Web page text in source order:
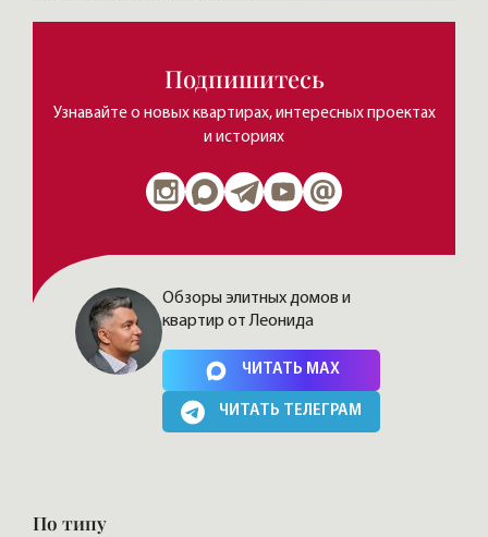
Подпишитесь
Узнавайте о новых квартирах, интересных проектах
и историях
Нажимая на кнопку, Вы соглашаетесь cполитикой сайта
Обзоры элитных домов и
квартир от Леонида
ЧИТАТЬ MAX
ЧИТАТЬ ТЕЛЕГРАМ
По типу